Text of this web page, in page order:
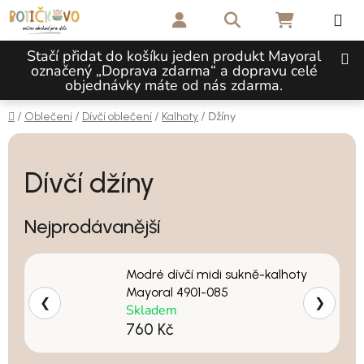
Přejít na obsah
Stačí přidat do košíku jeden produkt Mayoral
označený „Doprava zdarma“ a dopravu celé
objednávky máte od nás zdarma.
Hledat NÁKUPNÍ
Domů
/ Oblečení / Dívčí oblečení / Kalhoty / Džíny
Dívčí džíny
Nejprodávanější
Modré dívčí midi sukně-kalhoty
Mayoral 4901-085
Skladem
760 Kč
❮ ❯